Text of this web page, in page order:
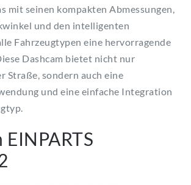
mit seinen kompakten Abmessungen,
und den intelligenten
Fahrzeugtypen eine hervorragende
Dashcam bietet nicht nur
Straße, sondern auch eine
und eine einfache Integration
EINPARTS